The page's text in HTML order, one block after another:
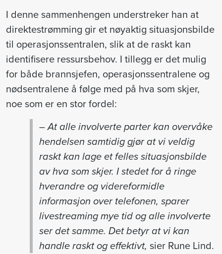
I denne sammenhengen understreker han at
direktestrømming gir et nøyaktig situasjonsbilde
til operasjonssentralen, slik at de raskt kan
identifisere ressursbehov. I tillegg er det mulig
for både brannsjefen, operasjonssentralene og
nødsentralene å følge med på hva som skjer,
noe som er en stor fordel:
– At alle involverte parter kan overvåke
hendelsen samtidig gjør at vi veldig
raskt kan lage et felles situasjonsbilde
av hva som skjer. I stedet for å ringe
hverandre og videreformidle
informasjon over telefonen, sparer
livestreaming mye tid og alle involverte
ser det samme. Det betyr at vi kan
handle raskt og effektivt, sier Rune Lind.